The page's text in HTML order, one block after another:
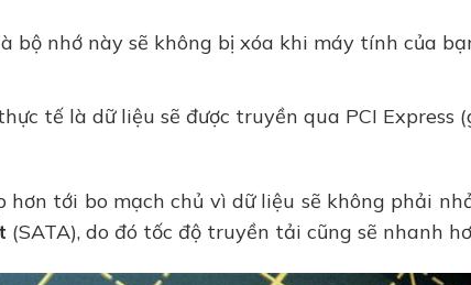
bộ nhớ này sẽ không bị xóa khi máy tính của
tế là dữ liệu sẽ được truyền qua PCI Express
tới bo mạch chủ vì dữ liệu sẽ không phải
(SATA), do đó tốc độ truyền tải cũng sẽ nhanh